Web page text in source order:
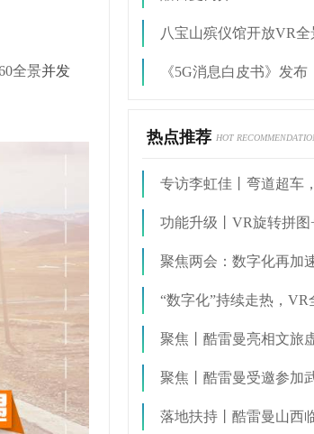
全景并发
八宝山殡仪馆开放VR
《5G消息白皮书》发布
热点推荐 HOT
专访李虹佳丨弯道超车
“数字化”持续走热，VR
聚焦丨酷雷曼亮相文旅
聚焦丨酷雷曼受邀参加
落地扶持丨酷雷曼山西